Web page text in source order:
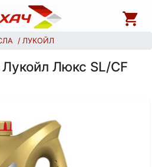
ЛУКОЙЛ
Люкс SL/CF